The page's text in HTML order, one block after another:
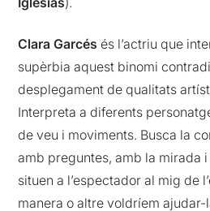
Clara Garcés és l’actriu que
supèrbia aquest binomi
desplegament de qualitats
Interpreta a diferents
de veu i moviments. Busca la
amb preguntes, amb la mirada
situen a l’espectador al mig de
manera o altre voldríem ajudar-